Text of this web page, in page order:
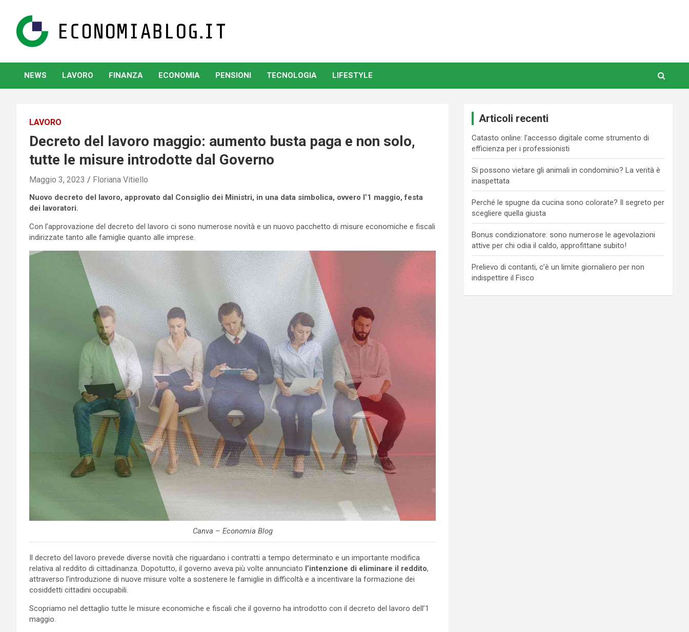
content
www.economiablog.it
NEWS LAVORO FINANZA ECONOMIA PENSIONI TECNOLOGIA LIFESTYLE
LAVORO
Decreto del lavoro maggio: aumento busta paga e non solo,
tutte le misure introdotte dal Governo
Maggio 3, 2023 Floriana Vitiello
Nuovo decreto del lavoro, approvato dal Consiglio dei Ministri, in una data simbolica, ovvero l’1 maggio, festa
dei lavoratori.
Con l’approvazione del decreto del lavoro ci sono numerose novità e un nuovo pacchetto di misure economiche e fiscali
indirizzate tanto alle famiglie quanto alle imprese.
Canva – Economia Blog
Il decreto del lavoro prevede diverse novità che riguardano i contratti a tempo determinato e un importante modifica
relativa al reddito di cittadinanza. Dopotutto, il governo aveva più volte annunciato l’intenzione di eliminare il reddito,
attraverso l’introduzione di nuove misure volte a sostenere le famiglie in difficoltà e a incentivare la formazione dei
cosiddetti cittadini occupabili.
Scopriamo nel dettaglio tutte le misure economiche e fiscali che il governo ha introdotto con il decreto del lavoro dell’1
maggio.
Articoli recenti
Catasto online: l’accesso digitale come strumento di
efficienza per i professionisti
Si possono vietare gli animali in condominio? La verità è
inaspettata
Perché le spugne da cucina sono colorate? Il segreto per
scegliere quella giusta
Bonus condizionatore: sono numerose le agevolazioni
attive per chi odia il caldo, approfittane subito!
Prelievo di contanti, c’è un limite giornaliero per non
indispettire il Fisco